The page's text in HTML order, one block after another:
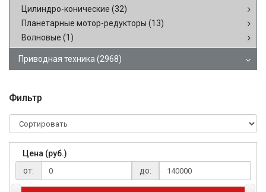
Цилиндро-конические (32)
Планетарные мотор-редукторы (13)
Волновые (1)
Приводная техника (2968)
Фильтр
Цена (руб.)
от:
до: